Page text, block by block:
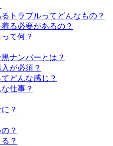
トラブルってどんなもの？
る必要があるの？
て何？
ナンバーとは？
が必須？
どんな感じ？
仕事？
？
？
？